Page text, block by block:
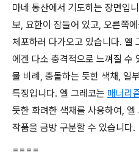
마네 동산에서 기도하는 장면입
보, 요한이 잠들어 있고, 오른쪽
체포하러 다가오고 있습니다. 엘
에겐 다소 충격적으로 느껴질 수
물 비례, 충돌하는 듯한 색채, 일
특징입니다. 엘 그레코는 매너리
듯한 화려한 색채를 사용하여,
작품을 금방 구분할 수 있습니다.
====